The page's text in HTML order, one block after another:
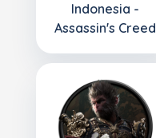
Indonesia -
Assassin's Creed